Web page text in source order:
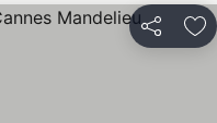
Partilhar